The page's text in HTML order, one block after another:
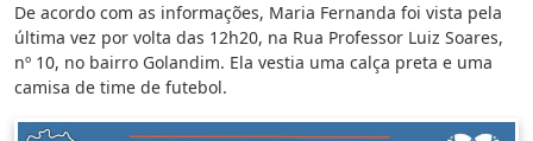
De acordo com as informações, Maria Fernanda foi vista pela
última vez por volta das 12h20, na Rua Professor Luiz Soares,
nº 10, no bairro Golandim. Ela vestia uma calça preta e uma
camisa de time de futebol.